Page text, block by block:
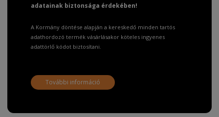
adatainak biztonsága érdekében!
A Kormány döntése alapján a kereskedő minden tartós
adathordozó termék vásárlásakor köteles ingyenes
adattörlő kódot biztosítani.
További információ